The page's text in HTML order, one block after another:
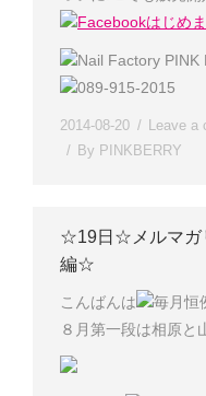
Facebookはじめ
Nail Factory PINK
089-915-2015
2014-08-20 Leave a
By PINKBERRY
☆19日☆メルマガ
編☆
こんばんは
毎月恒
８月第一段は相原と